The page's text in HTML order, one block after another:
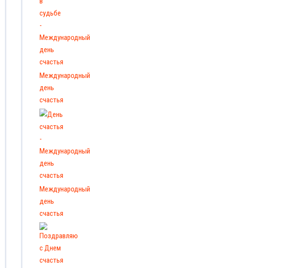
Международный
день
счастья
Международный
день
счастья